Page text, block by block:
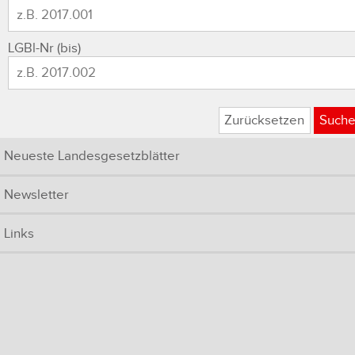
LGBl-Nr (bis)
Zurücksetzen
Neueste Landesgesetzblätter
Newsletter
Links